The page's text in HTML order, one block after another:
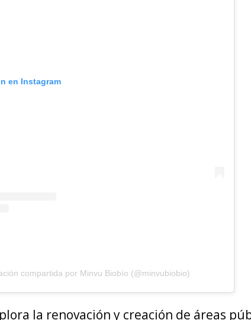
en Instagram
compartida por Minvu Biobío (@minvubiobio)
la renovación y creación de áreas